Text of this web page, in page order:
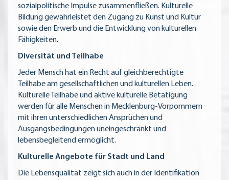
sozialpolitische Impulse zusammenfließen. Kulturelle
Bildung gewährleistet den Zugang zu Kunst und Kultur
sowie den Erwerb und die Entwicklung von kulturellen
Fähigkeiten.
Diversität und Teilhabe
Jeder Mensch hat ein Recht auf gleichberechtigte
Teilhabe am gesellschaftlichen und kulturellen Leben.
Kulturelle Teilhabe und aktive kulturelle Betätigung
werden für alle Menschen in Mecklenburg-Vorpommern
mit ihren unterschiedlichen Ansprüchen und
Ausgangsbedingungen uneingeschränkt und
lebensbegleitend ermöglicht.
Kulturelle Angebote für Stadt und Land
Die Lebensqualität zeigt sich auch in der Identifikation